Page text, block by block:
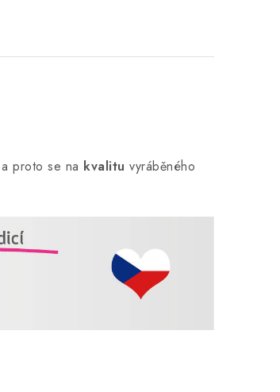
a proto se na kvalitu vyráběného